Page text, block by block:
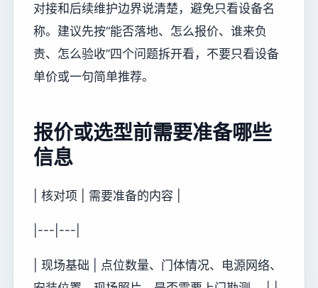
对接和后续维护边界说清楚，避免只看设备名
称。建议先按“能否落地、怎么报价、谁来负
责、怎么验收”四个问题拆开看，不要只看设备
单价或一句简单推荐。
报价或选型前需要准备哪些
信息
| 核对项 | 需要准备的内容 |
|---|---|
| 现场基础 | 点位数量、门体情况、电源网络、